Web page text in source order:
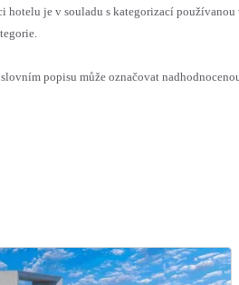
hotelu je v souladu s kategorizací
popisu může označovat